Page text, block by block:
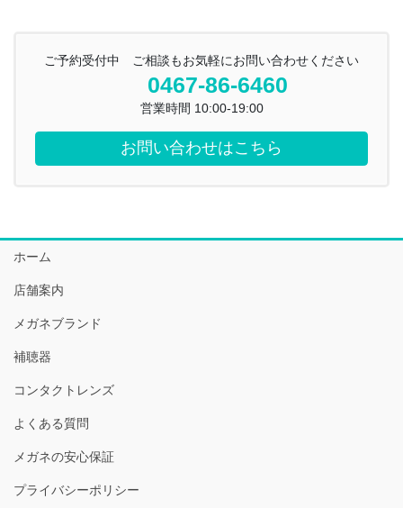
ご予約受付中 ご相談もお気軽にお問い合わせください
0467-86-6460
営業時間 10:00-19:00
お問い合わせはこちら
ホーム
店舗案内
メガネブランド
補聴器
コンタクトレンズ
よくある質問
メガネの安心保証
プライバシーポリシー